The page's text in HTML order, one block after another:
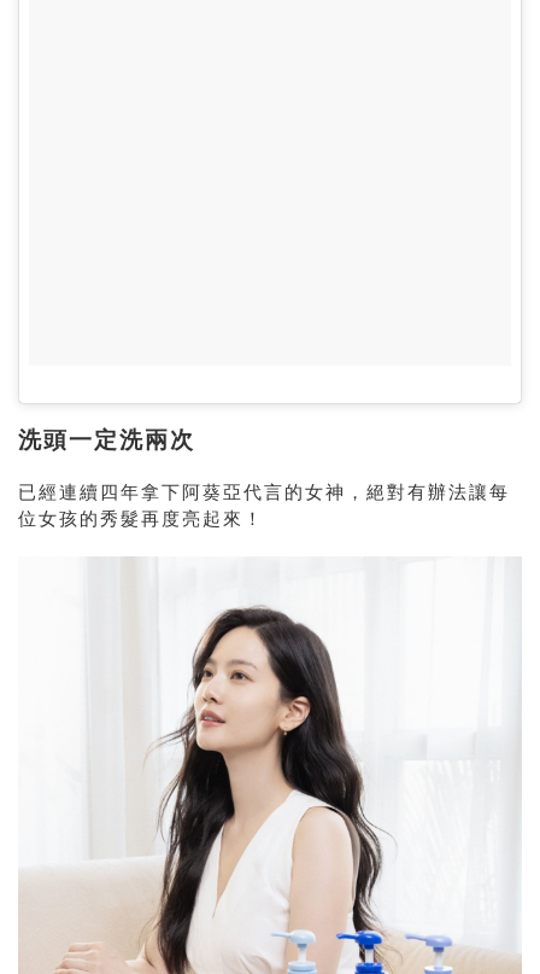
洗頭一定洗兩次
已經連續四年拿下阿葵亞代言的女神，絕對有辦法讓每
位女孩的秀髮再度亮起來！